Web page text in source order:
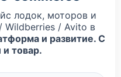
лодок, моторов и
Wildberries / Avito в
и развитие. С
и товар.